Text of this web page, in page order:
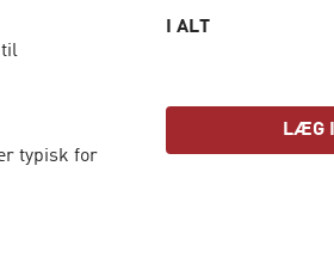
til
typisk for
I ALT
LÆG